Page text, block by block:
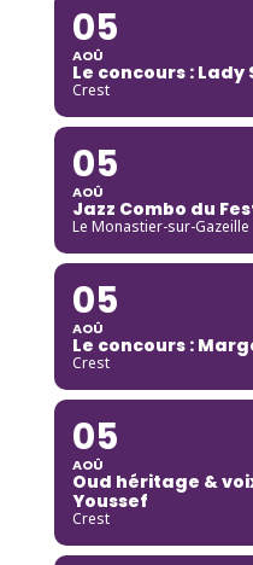
05
AOÛ
Le concours :
Crest
05
AOÛ
Jazz Combo du
Le Monastier-sur-Gazeille
05
AOÛ
Le concours :
Crest
05
AOÛ
Oud héritage &
Youssef
Crest